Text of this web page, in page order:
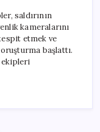
saldırının
kameralarını
etmek ve
başlattı.
ekipleri